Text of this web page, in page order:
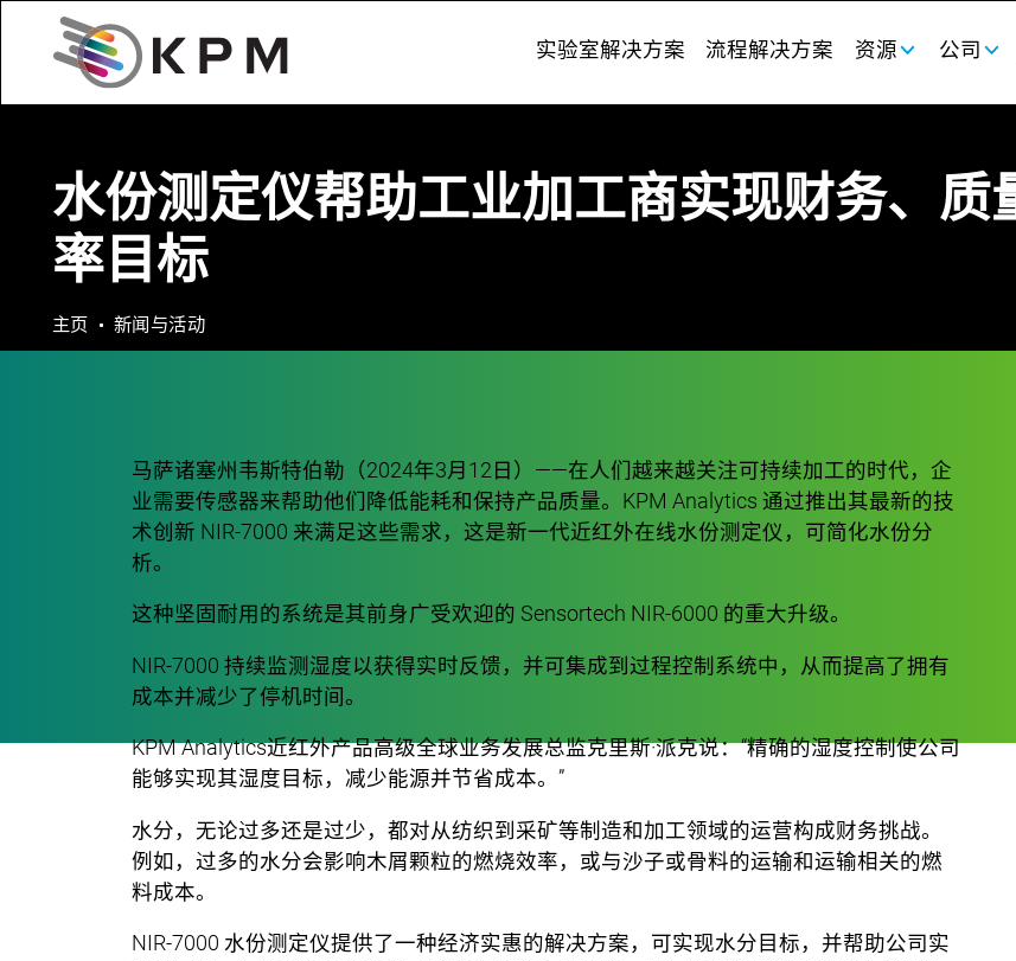
实验室解决方案 流程解决方案 资源 公司
水份测定仪帮助工业加工商实现财务、质
率目标
主页 新闻与活动
马萨诸塞州韦斯特伯勒（2024年3月12日）——在人们越来越关注可持续加工的时代，企
业需要传感器来帮助他们降低能耗和保持产品质量。KPM Analytics 通过推出其最新的技
术创新 NIR-7000 来满足这些需求，这是新一代近红外在线水份测定仪，可简化水份分
析。
这种坚固耐用的系统是其前身广受欢迎的 Sensortech NIR-6000 的重大升级。
NIR-7000 持续监测湿度以获得实时反馈，并可集成到过程控制系统中，从而提高了拥有
成本并减少了停机时间。
KPM Analytics近红外产品高级全球业务发展总监克里斯·派克说：“精确的湿度控制使公司
能够实现其湿度目标，减少能源并节省成本。”
水分，无论过多还是过少，都对从纺织到采矿等制造和加工领域的运营构成财务挑战。
例如，过多的水分会影响木屑颗粒的燃烧效率，或与沙子或骨料的运输和运输相关的燃
料成本。
NIR-7000 水份测定仪提供了一种经济实惠的解决方案，可实现水分目标，并帮助公司实